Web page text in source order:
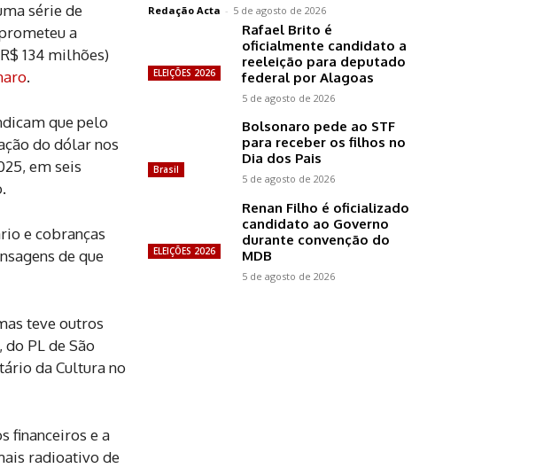
série de
a
134 milhões)
.
que pelo
do dólar nos
em seis
e cobranças
de que
teve outros
, do PL de São
da Cultura no
financeiros e a
radioativo de
Redação Acta - 5 de agosto de 2026
ELEIÇÕES 2026
Rafael Brito é
oficialmente candidato a
reeleição para deputado
federal por Alagoas
5 de agosto de 2026
Brasil
Bolsonaro pede ao STF
para receber os filhos no
Dia dos Pais
5 de agosto de 2026
ELEIÇÕES 2026
Renan Filho é oficializado
candidato ao Governo
durante convenção do
MDB
5 de agosto de 2026